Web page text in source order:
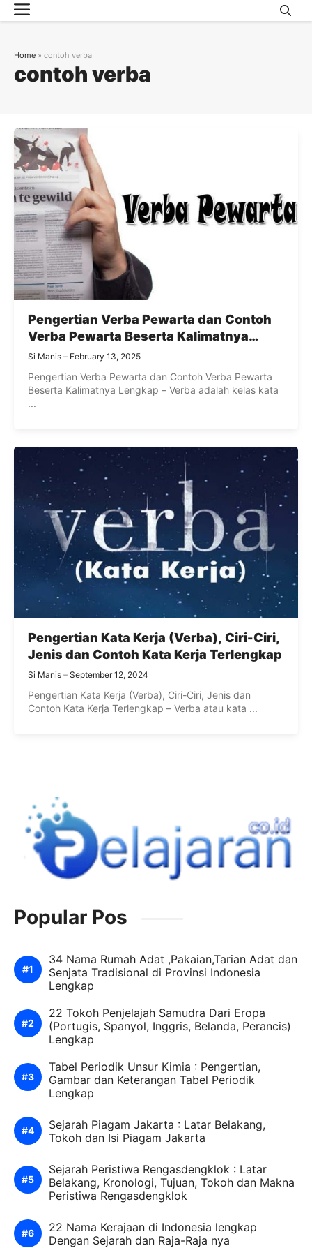
Skip
to
Menu
contoh verba
Home » contoh verba
Pengertian Verba Pewarta dan Contoh
Verba Pewarta Beserta Kalimatnya
Lengkap
Si Manis February 13, 2025
Pengertian Verba Pewarta dan Contoh Verba Pewarta
Beserta Kalimatnya Lengkap – Verba adalah kelas kata
...
Pengertian Kata Kerja (Verba), Ciri-Ciri,
Jenis dan Contoh Kata Kerja Terlengkap
Si Manis September 12, 2024
Pengertian Kata Kerja (Verba), Ciri-Ciri, Jenis dan
Contoh Kata Kerja Terlengkap – Verba atau kata ...
Popular Pos
34 Nama Rumah Adat ,Pakaian,Tarian Adat dan
Senjata Tradisional di Provinsi Indonesia
Lengkap
22 Tokoh Penjelajah Samudra Dari Eropa
(Portugis, Spanyol, Inggris, Belanda, Perancis)
Lengkap
Tabel Periodik Unsur Kimia : Pengertian,
Gambar dan Keterangan Tabel Periodik
Lengkap
Sejarah Piagam Jakarta : Latar Belakang,
Tokoh dan Isi Piagam Jakarta
Sejarah Peristiwa Rengasdengklok : Latar
Belakang, Kronologi, Tujuan, Tokoh dan Makna
Peristiwa Rengasdengklok
22 Nama Kerajaan di Indonesia lengkap
Dengan Sejarah dan Raja-Raja nya